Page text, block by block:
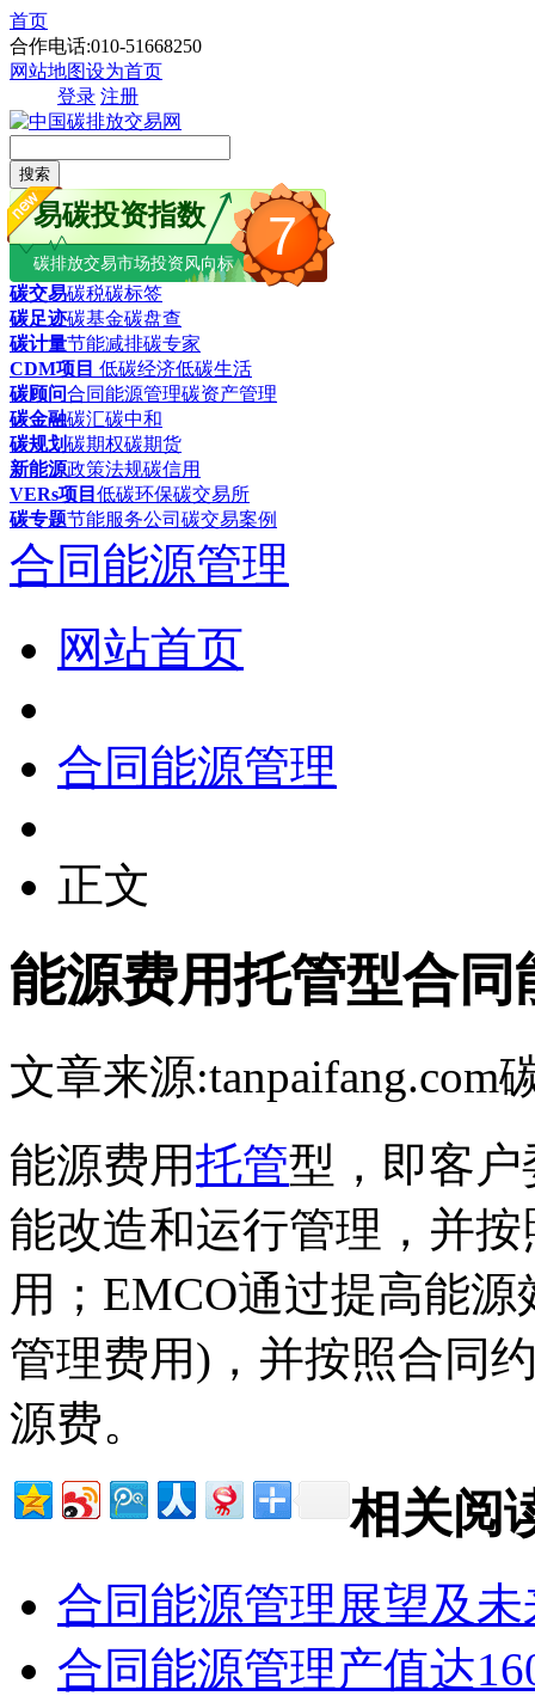
首页
合作电话:010-51668250
网站地图设为首页
登录 注册
搜索
7
易碳投资指数
碳排放交易市场投资风向标
碳交易碳税碳标签
碳足迹碳基金碳盘查
碳计量节能减排碳专家
CDM项目 低碳经济低碳生活
碳顾问合同能源管理碳资产管理
碳金融碳汇碳中和
碳规划碳期权碳期货
新能源政策法规碳信用
VERs项目 低碳环保碳交易所
碳专题节能服务公司 碳交易案例
合同能源管理
网站首页
合同能源管理
正文
能源费用托管型合同
文章来源:tanpaifang.com
能源费用托管型，即客
能改造和运行管理，并
用；EMCO通过提高能
管理费用)，并按照合同
源费。
相关阅
合同能源管理展望及
合同能源管理产值达